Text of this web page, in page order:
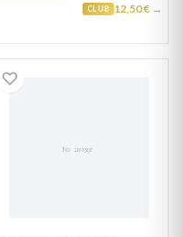
CLUB 12,50 € →
Argent Dorfmann